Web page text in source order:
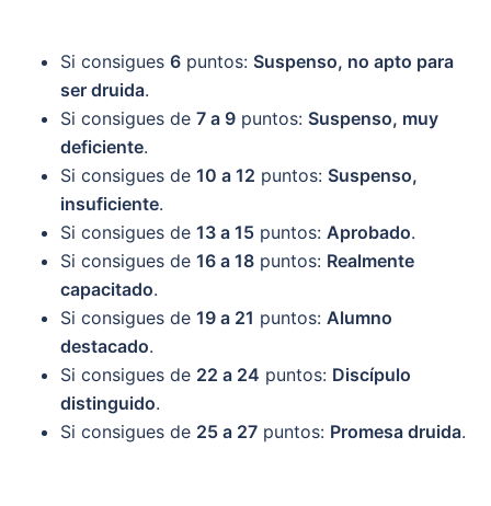
Si consigues 6 puntos: Suspenso, no apto para
ser druida.
Si consigues de 7 a 9 puntos: Suspenso, muy
deficiente.
Si consigues de 10 a 12 puntos: Suspenso,
insuficiente.
Si consigues de 13 a 15 puntos: Aprobado.
Si consigues de 16 a 18 puntos: Realmente
capacitado.
Si consigues de 19 a 21 puntos: Alumno
destacado.
Si consigues de 22 a 24 puntos: Discípulo
distinguido.
Si consigues de 25 a 27 puntos: Promesa druida.